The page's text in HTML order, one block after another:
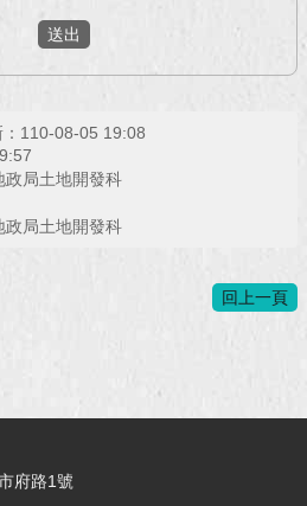
：110-08-05 19:08
政局土地開發科
政局土地開發科
回上一頁
府路1號